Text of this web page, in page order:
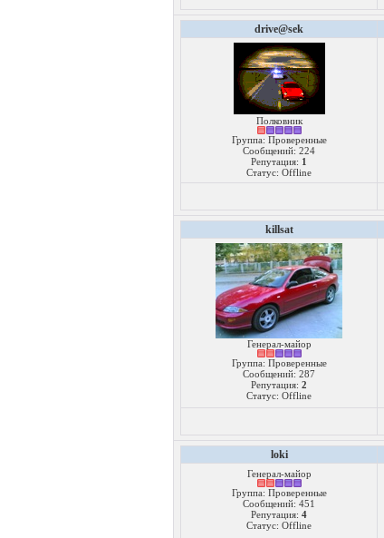
drive@sek
Полковник
Группа: Проверенные
Сообщений: 224
Репутация: 1
Статус: Offline
killsat
Генерал-майор
Группа: Проверенные
Сообщений: 287
Репутация: 2
Статус: Offline
loki
Генерал-майор
Группа: Проверенные
Сообщений: 451
Репутация: 4
Статус: Offline